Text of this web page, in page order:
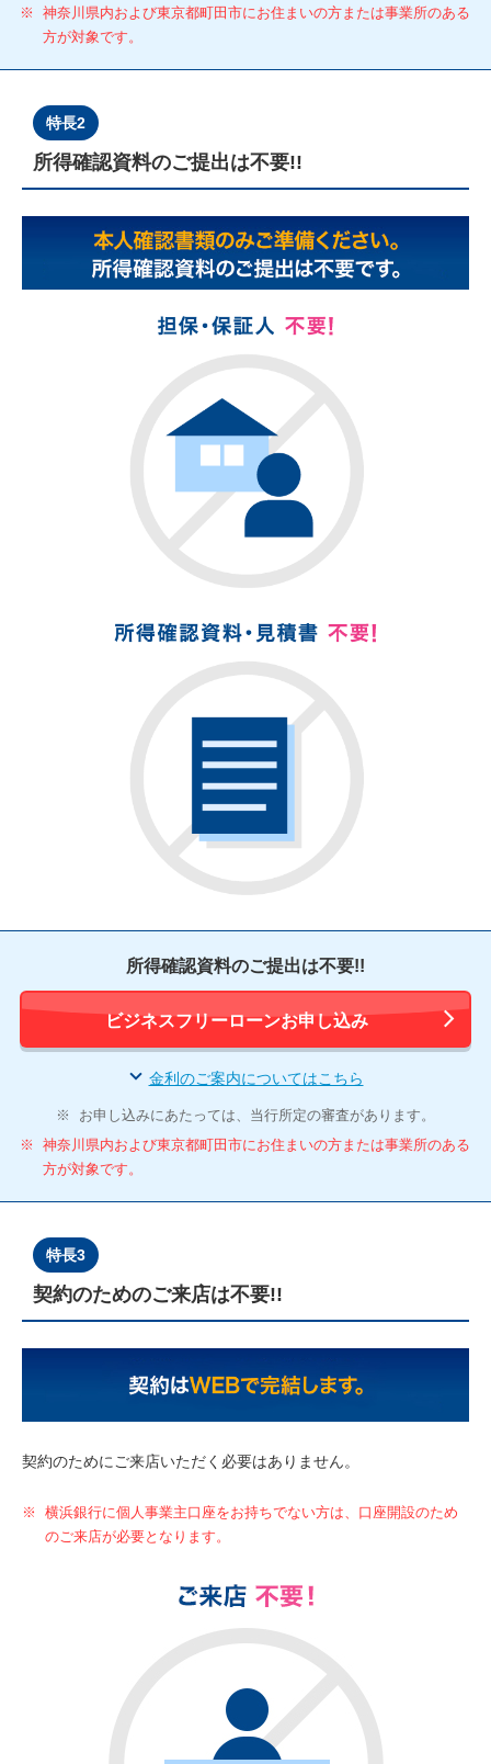
※
神奈川県内および東京都町田市にお住まいの方または事業所のある
方が対象です。
特長2
所得確認資料のご提出は不要!!
所得確認資料のご提出は不要!!
ビジネスフリーローンお申し込み
金利のご案内についてはこちら
※
お申し込みにあたっては、当行所定の審査があります。
※
神奈川県内および東京都町田市にお住まいの方または事業所のある
方が対象です。
特長3
契約のためのご来店は不要!!
契約のためにご来店いただく必要はありません。
※
横浜銀行に個人事業主口座をお持ちでない方は、口座開設のため
のご来店が必要となります。